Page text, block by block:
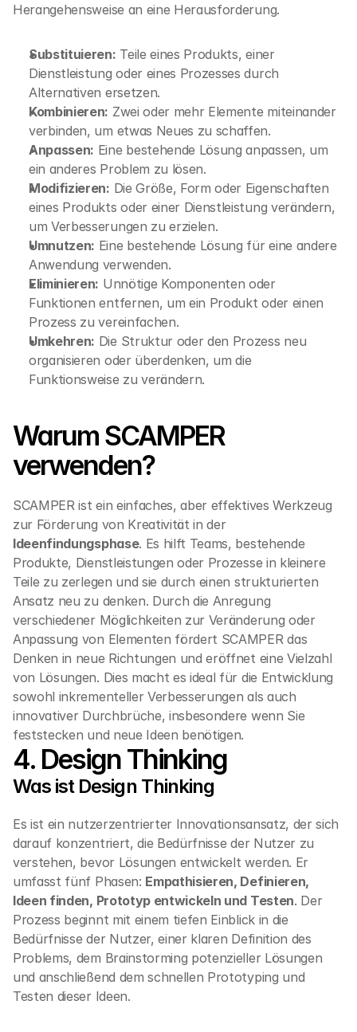
Herangehensweise an eine Herausforderung.
Substituieren: Teile eines Produkts, einer
Dienstleistung oder eines Prozesses durch
Alternativen ersetzen.
Kombinieren: Zwei oder mehr Elemente miteinander
verbinden, um etwas Neues zu schaffen.
Anpassen: Eine bestehende Lösung anpassen, um
ein anderes Problem zu lösen.
Modifizieren: Die Größe, Form oder Eigenschaften
eines Produkts oder einer Dienstleistung verändern,
um Verbesserungen zu erzielen.
Umnutzen: Eine bestehende Lösung für eine andere
Anwendung verwenden.
Eliminieren: Unnötige Komponenten oder
Funktionen entfernen, um ein Produkt oder einen
Prozess zu vereinfachen.
Umkehren: Die Struktur oder den Prozess neu
organisieren oder überdenken, um die
Funktionsweise zu verändern.
Warum SCAMPER
verwenden?
SCAMPER ist ein einfaches, aber effektives Werkzeug
zur Förderung von Kreativität in der
Ideenfindungsphase. Es hilft Teams, bestehende
Produkte, Dienstleistungen oder Prozesse in kleinere
Teile zu zerlegen und sie durch einen strukturierten
Ansatz neu zu denken. Durch die Anregung
verschiedener Möglichkeiten zur Veränderung oder
Anpassung von Elementen fördert SCAMPER das
Denken in neue Richtungen und eröffnet eine Vielzahl
von Lösungen. Dies macht es ideal für die Entwicklung
sowohl inkrementeller Verbesserungen als auch
innovativer Durchbrüche, insbesondere wenn Sie
feststecken und neue Ideen benötigen.
4. Design Thinking
Was ist Design Thinking
Es ist ein nutzerzentrierter Innovationsansatz, der sich
darauf konzentriert, die Bedürfnisse der Nutzer zu
verstehen, bevor Lösungen entwickelt werden. Er
umfasst fünf Phasen: Empathisieren, Definieren,
Ideen finden, Prototyp entwickeln und Testen. Der
Prozess beginnt mit einem tiefen Einblick in die
Bedürfnisse der Nutzer, einer klaren Definition des
Problems, dem Brainstorming potenzieller Lösungen
und anschließend dem schnellen Prototyping und
Testen dieser Ideen.